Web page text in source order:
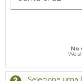
No
We